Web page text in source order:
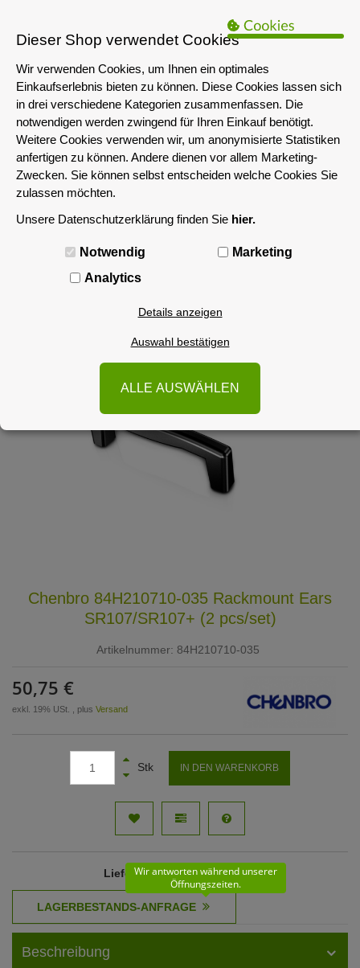
Das servershop-bayern.de Angebot richtet sich nur an
Unternehmen i.S.d. § 14 BGB sowie die öffentliche Hand. Ein Verkauf
an Privatpersonen ist nicht möglich.
MENÜ
Chenbro 84H210710-035 Rackmount Ears
SR107/SR107+ (2 pcs/set)
Artikelnummer: 84H210710-035
50,75 €
exkl. 19% USt. , plus Versand
Stk IN DEN WARENKORB
Lieferzeit: 11 - 12 Werktage
Wir antworten während unserer
Öffnungszeiten.
Beschreibung
Dieser Shop verwendet Cookies
Wir verwenden Cookies, um Ihnen ein optimales
Einkaufserlebnis bieten zu können. Diese Cookies lassen sich
in drei verschiedene Kategorien zusammenfassen. Die
notwendigen werden zwingend für Ihren Einkauf benötigt.
Weitere Cookies verwenden wir, um anonymisierte Statistiken
anfertigen zu können. Andere dienen vor allem Marketing-
Zwecken. Sie können selbst entscheiden welche Cookies Sie
zulassen möchten.
Unsere Datenschutzerklärung finden Sie hier.
Notwendig
Marketing
Analytics
Details anzeigen
Auswahl bestätigen
ALLE AUSWÄHLEN